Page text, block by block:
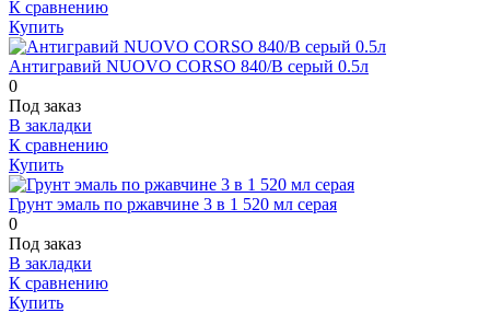
К сравнению
Купить
Антигравий NUOVO CORSO 840/B серый 0.5л
0
Под заказ
В закладки
К сравнению
Купить
Грунт эмаль по ржавчине 3 в 1 520 мл серая
0
Под заказ
В закладки
К сравнению
Купить